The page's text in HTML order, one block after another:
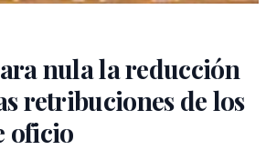
nula la reducción
retribuciones de los
oficio